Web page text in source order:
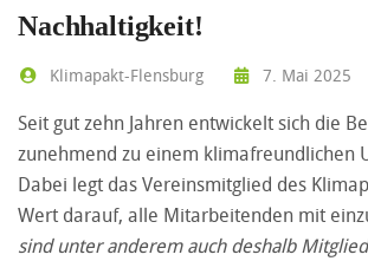
Nachhaltigkeit!
Klimapakt-Flensburg 7. Mai 2025
Seit gut zehn Jahren entwickelt sich die
zunehmend zu einem klimafreundlichen
Dabei legt das Vereinsmitglied des
Wert darauf, alle Mitarbeitenden mit
sind unter anderem auch deshalb